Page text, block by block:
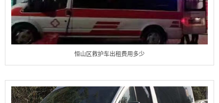
恒山区救护车出租费用多少